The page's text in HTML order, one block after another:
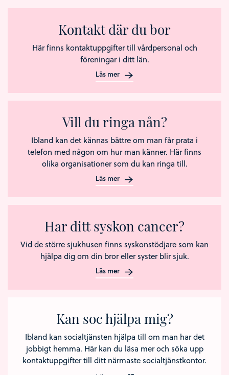
Kontakt där du bor
Här finns kontaktuppgifter till vårdpersonal och
föreningar i ditt län.
Läs mer
Vill du ringa nån?
Ibland kan det kännas bättre om man får prata i
telefon med någon om hur man känner. Här finns
olika organisationer som du kan ringa till.
Läs mer
Har ditt syskon cancer?
Vid de större sjukhusen finns syskonstödjare som kan
hjälpa dig om din bror eller syster blir sjuk.
Läs mer
Kan soc hjälpa mig?
Ibland kan socialtjänsten hjälpa till om man har det
jobbigt hemma. Här kan du läsa mer och söka upp
kontaktuppgifter till ditt närmaste socialtjänstkontor.